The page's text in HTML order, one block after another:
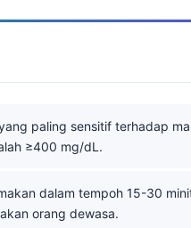
paling sensitif terhadap
≥400 mg/dL.
dalam tempoh 15-30
orang dewasa.